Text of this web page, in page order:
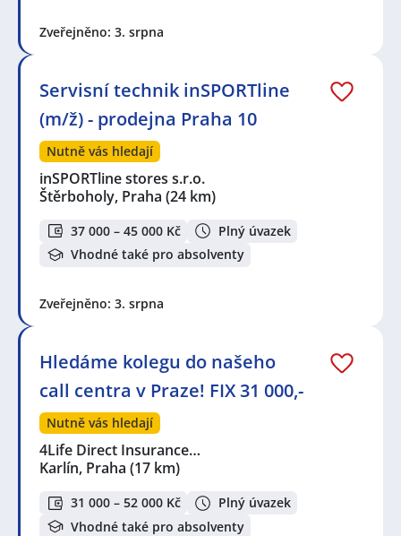
Zveřejněno: 3. srpna
Servisní technik inSPORTline
(m/ž) - prodejna Praha 10
Nutně vás hledají
inSPORTline stores s.r.o.
Štěrboholy, Praha (24 km)
37 000 – 45 000 Kč
Plný úvazek
Vhodné také pro absolventy
Zveřejněno: 3. srpna
Hledáme kolegu do našeho
call centra v Praze! FIX 31 000,-
Nutně vás hledají
4Life Direct Insurance…
Karlín, Praha (17 km)
31 000 – 52 000 Kč
Plný úvazek
Vhodné také pro absolventy